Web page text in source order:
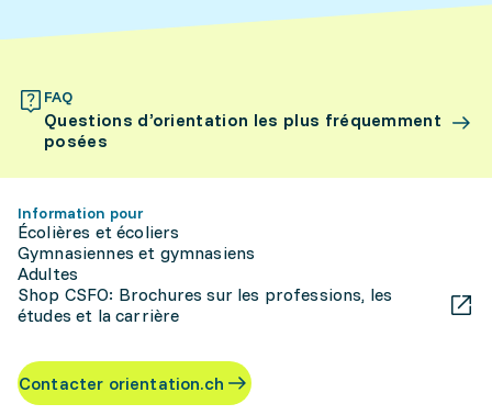
FAQ
Questions d’orientation les plus fréquemment
posées
Information pour
Écolières et écoliers
Gymnasiennes et gymnasiens
Adultes
Shop CSFO: Brochures sur les professions, les
études et la carrière
Contacter orientation.ch